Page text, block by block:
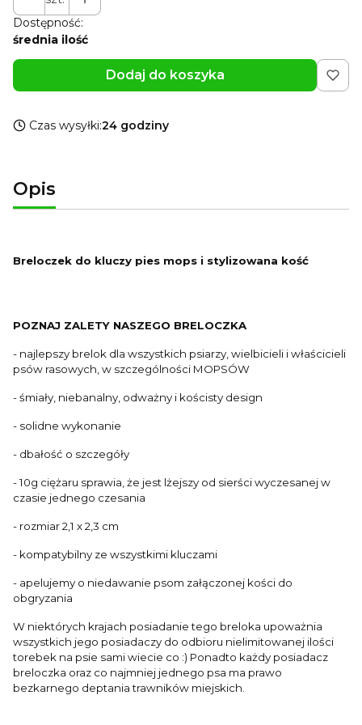
Dostępność:
średnia ilość
Dodaj do koszyka
Czas wysyłki:24 godziny
Opis
Breloczek do kluczy pies mops i stylizowana kość
POZNAJ ZALETY NASZEGO BRELOCZKA
- najlepszy brelok dla wszystkich psiarzy, wielbicieli i właścicieli
psów rasowych, w szczególności MOPSÓW
- śmiały, niebanalny, odważny i kościsty design
- solidne wykonanie
- dbałość o szczegóły
- 10g ciężaru sprawia, że jest lżejszy od sierści wyczesanej w
czasie jednego czesania
- rozmiar 2,1 x 2,3 cm
- kompatybilny ze wszystkimi kluczami
- apelujemy o niedawanie psom załączonej kości do
obgryzania
W niektórych krajach posiadanie tego breloka upoważnia
wszystkich jego posiadaczy do odbioru nielimitowanej ilości
torebek na psie sami wiecie co :) Ponadto każdy posiadacz
breloczka oraz co najmniej jednego psa ma prawo
bezkarnego deptania trawników miejskich.